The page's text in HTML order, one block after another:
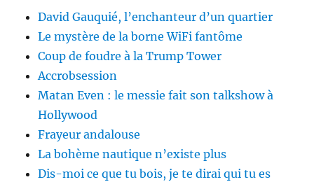
David Gauquié, l’enchanteur d’un quartier
Le mystère de la borne WiFi fantôme
Coup de foudre à la Trump Tower
Accrobsession
Matan Even : le messie fait son talkshow à
Hollywood
Frayeur andalouse
La bohème nautique n’existe plus
Dis-moi ce que tu bois, je te dirai qui tu es